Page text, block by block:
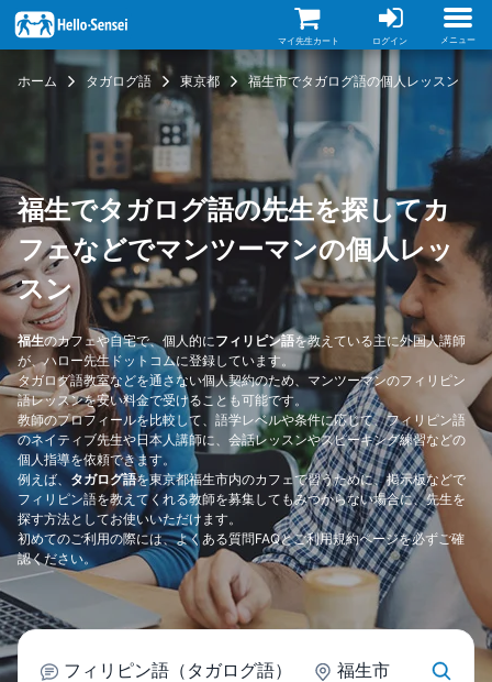
イ
ン
コ
マイ先生カート ログイン メニュー
ホーム タガログ語 東京都 福生市でタガログ語の個人レッスン
福生でタガログ語の先生を探してカ
フェなどでマンツーマンの個人レッ
スン
福生のカフェや自宅で、個人的にフィリピン語を教えている主に外国人講師
が、ハロー先生ドットコムに登録しています。
タガログ語教室などを通さない個人契約のため、マンツーマンのフィリピン
語レッスンを安い料金で受けることも可能です。
教師のプロフィールを比較して、語学レベルや条件に応じて、フィリピン語
のネイティブ先生や日本人講師に、会話レッスンやスピーキング練習などの
個人指導を依頼できます。
例えば、 タガログ語を東京都福生市内のカフェで習うために、掲示板などで
フィリピン語を教えてくれる教師を募集してもみつからない場合に、先生を
探す方法としてお使いいただけます。
初めてのご利用の際には、よくある質問FAQとご利用規約ページを必ずご確
認ください。
フィリピン語（タガログ語） 福生市